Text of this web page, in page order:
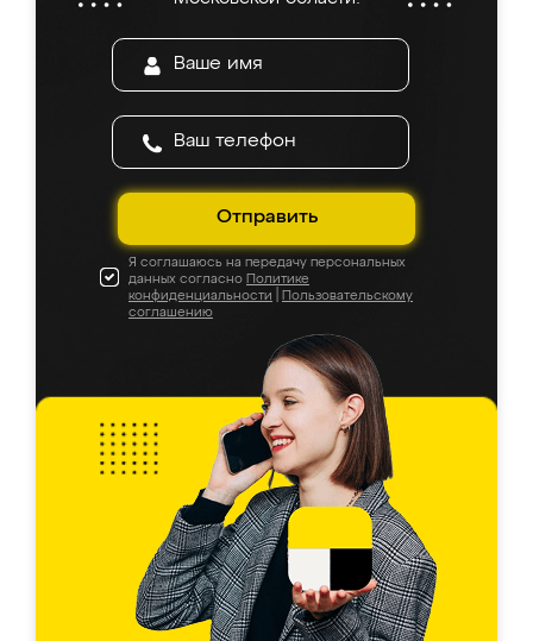
Отправить
Я соглашаюсь на передачу персональных
данных согласно Политике
конфиденциальности
Пользовательскому
соглашению